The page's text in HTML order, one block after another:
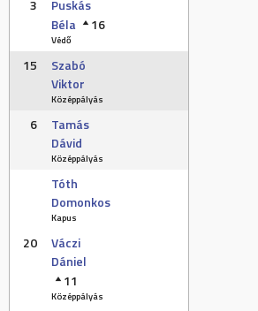
3
Puskás
Béla
16
Védő
15
Szabó
Viktor
Középpályás
6
Tamás
Dávid
Középpályás
Tóth
Domonkos
Kapus
20
Váczi
Dániel
11
Középpályás